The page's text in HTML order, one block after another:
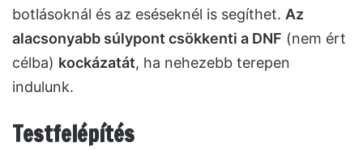
botlásoknál és az eséseknél is segíthet. Az
alacsonyabb súlypont csökkenti a DNF (nem ért
célba) kockázatát, ha nehezebb terepen
indulunk.
Testfelépítés